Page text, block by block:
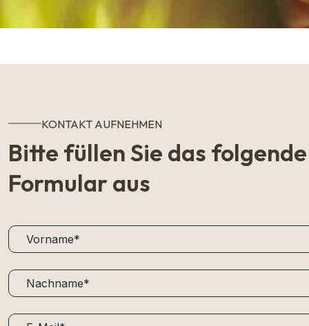
KONTAKT AUFNEHMEN
Bitte füllen Sie das folgende
Formular aus